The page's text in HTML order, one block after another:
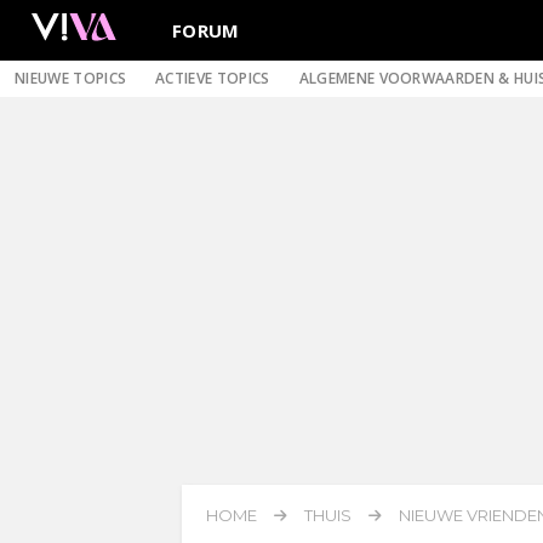
FORUM
NIEUWE TOPICS ACTIEVE TOPICS ALGEMENE VOORWAARDEN &
HOME THUIS NIEUWE